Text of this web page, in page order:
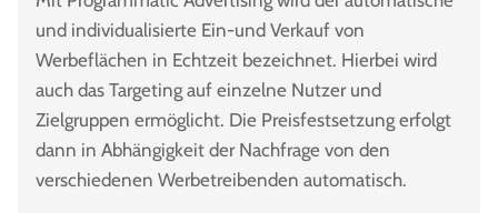
und individualisierte Ein-und Verkauf von
Werbeflächen in Echtzeit bezeichnet. Hierbei wird
auch das Targeting auf einzelne Nutzer und
Zielgruppen ermöglicht. Die Preisfestsetzung erfolgt
dann in Abhängigkeit der Nachfrage von den
verschiedenen Werbetreibenden automatisch.